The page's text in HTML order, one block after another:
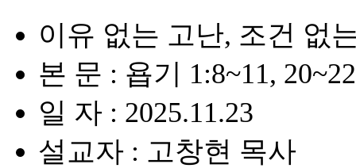
이유 없는 고난, 조건 없
본 문 : 욥기 1:8~11, 20~22
일 자 : 2025.11.23
설교자 : 고창현 목사